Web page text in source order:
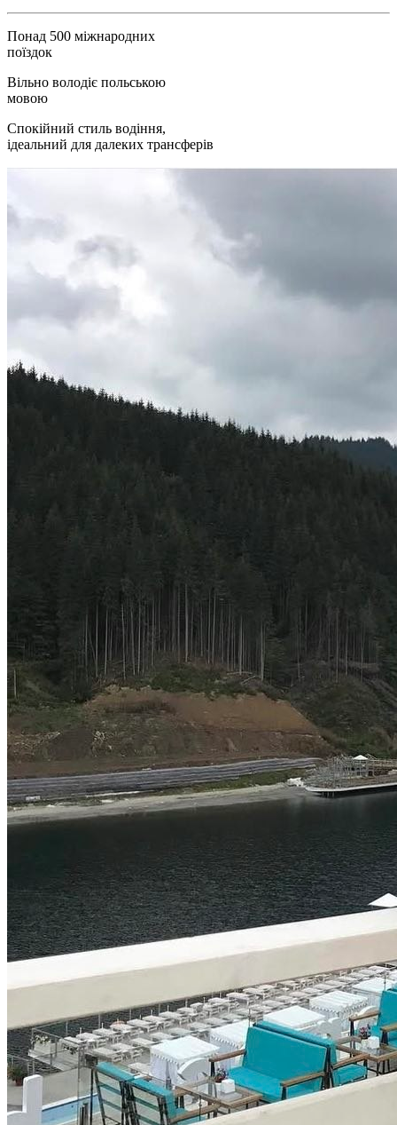
Понад 500 міжнародних
поїздок
Вільно володіє польською
мовою
Спокійний стиль водіння,
ідеальний для далеких трансферів